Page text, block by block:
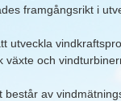
framgångsrikt i
utveckla
och
av